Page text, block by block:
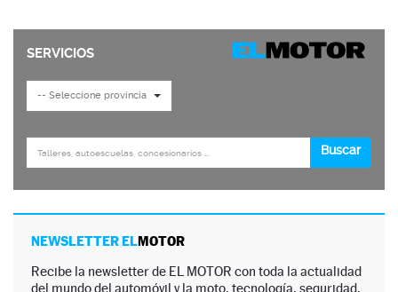
NEWSLETTER ELMOTOR
Recibe la newsletter de EL MOTOR con toda la actualidad
del mundo del automóvil y la moto, tecnología, seguridad,